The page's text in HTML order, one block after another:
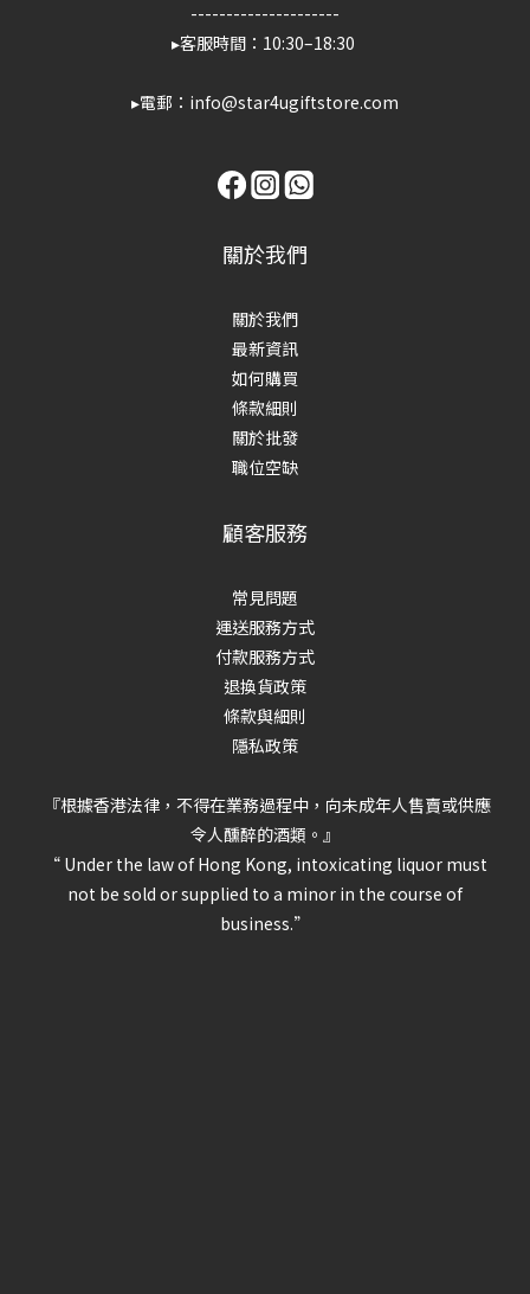
---------------------
▸客服時間：10:30–18:30
▸電郵：info@star4ugiftstore.com
關於我們
關於我們
最新資訊
如何購買
條款細則
關於批發
職位空缺
顧客服務
常見問題
運送服務方式
付款服務方式
退換貨政策
條款與細則
隱私政策
『根據香港法律，不得在業務過程中，向未成年人售賣或供應
令人醺醉的酒類。』
“ Under the law of Hong Kong, intoxicating liquor must
not be sold or supplied to a minor in the course of
business.”